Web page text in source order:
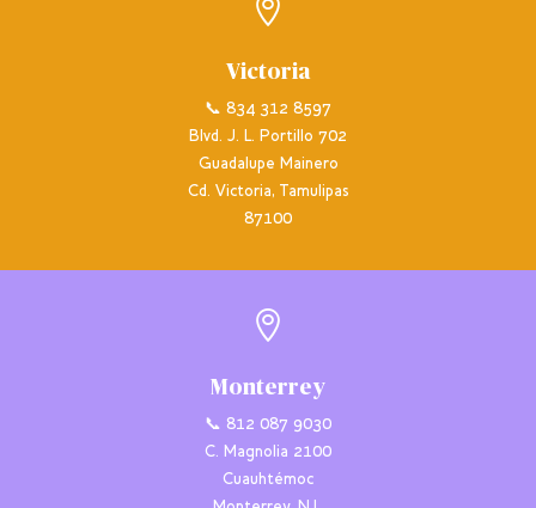

Victoria
📞 834 312 8597
Blvd. J. L. Portillo 702
Guadalupe Mainero
Cd. Victoria, Tamulipas
87100

Monterrey
📞 812 087 9030
C. Magnolia 2100
Cuauhtémoc